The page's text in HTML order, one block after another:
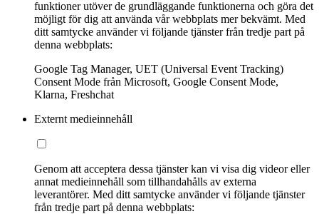
funktioner utöver de grundläggande funktionerna och göra det
möjligt för dig att använda vår webbplats mer bekvämt. Med
ditt samtycke använder vi följande tjänster från tredje part på
denna webbplats:
Google Tag Manager, UET (Universal Event Tracking)
Consent Mode från Microsoft, Google Consent Mode,
Klarna, Freshchat
Externt medieinnehåll
Genom att acceptera dessa tjänster kan vi visa dig videor eller
annat medieinnehåll som tillhandahålls av externa
leverantörer. Med ditt samtycke använder vi följande tjänster
från tredje part på denna webbplats: